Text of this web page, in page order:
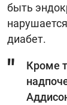
быть
диабет.
Кроме